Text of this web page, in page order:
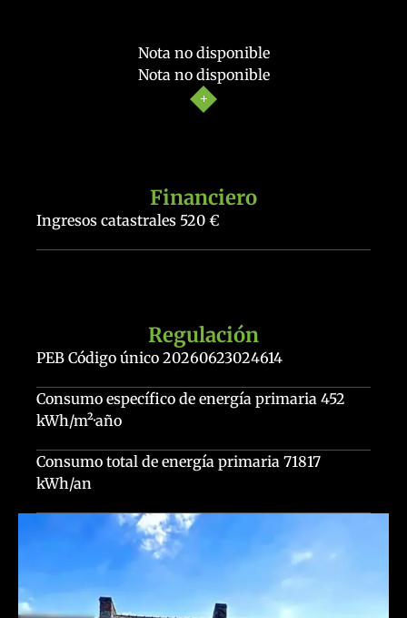
Nota no disponible
Nota no disponible
Financiero
Ingresos catastrales 520 €
Regulación
PEB Código único 20260623024614
Consumo específico de energía primaria 452
kWh/m²·año
Consumo total de energía primaria 71817
kWh/an